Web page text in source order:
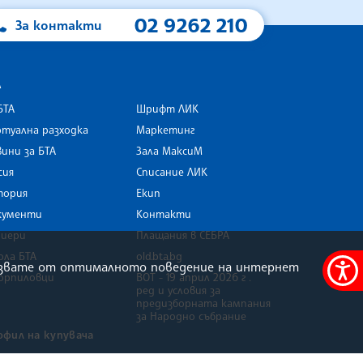
Меню
За контакти 02 9262 210
разходка
за БТА
БТА
Шрифт ЛИК
Маркетинг
Зала МаксиМ
Списание ЛИК
Екип
Контакти
Плащания в СЕБРА
old.bta.bg
ВОТ - 19 април 2026 г .
ред и условия за
предизборната кампания
за Народно събрание
на купувача
от оптималното поведение на интернет